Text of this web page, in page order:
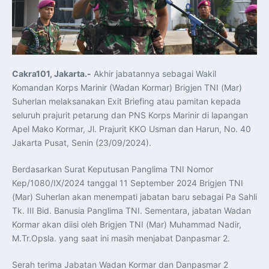
Koordinasi Jaga Stabilitas Keuangan dan Kepercayaan
Pasar
Presiden Prabowo Perkuat Sinergi Perguruan Tinggi dan
PT PAL untuk Majukan Industri Perkapalan Nasional
KASAL dan Panglima Armada Pasifik Rusia Resmi Buka
Latma ORRUDA 2026
T-50i Golden Eagle TNI AU Meriahkan Pitch Black Mindil
Indonesia dan Turki Sepakati Joint Action Plan 2026–
2027, Perkuat Pasar Kerja Inklusif hingga Transformasi
Balai Vokasi
TNI AU Tingkatkan Kemampuan Personel melalui
Pelatihan Signal Radio untuk Misi Pertahanan Udara dan
Radar
Menkeu Purbaya Instruksikan Penyelarasan Aturan KEK
untuk Perkuat Daya Saing Industri Dalam Negeri
Mentan Amran Pacu Produksi Gula Nasional, Target
Menlu Sugiono Tekankan Inovasi sebagai Kunci
Penguatan Kerja Sama Konkret ASEAN Plus Three
Latma ORRUDA 2026 di Vladivostok Perkuat Diplomasi
Maritim TNI AL dan Rusia
Latihan DACT di Exercise Pitch Black 2026 Tingkatkan
Kesiapan Tempur Penerbang TNI AU
Menlu Sugiono: “Kekuatan Ekonomi ASEAN-RRT Harus
Menjadi Penopang Stabilitas Kawasan”
ASEAN dan Amerika Serikat Perkuat Kemitraan untuk
Presiden Prabowo Terima Direktur FBI, Indonesia dan AS
Cakra101, Jakarta.- Akhir jabatannya sebagai Wakil
Komandan Korps Marinir (Wadan Kormar) Brigjen TNI (Mar)
Suherlan melaksanakan Exit Briefing atau pamitan kepada
seluruh prajurit petarung dan PNS Korps Marinir di lapangan
Apel Mako Kormar, Jl. Prajurit KKO Usman dan Harun, No. 40
Jakarta Pusat, Senin (23/09/2024).
Berdasarkan Surat Keputusan Panglima TNI Nomor
Kep/1080/IX/2024 tanggal 11 September 2024 Brigjen TNI
(Mar) Suherlan akan menempati jabatan baru sebagai Pa Sahli
Tk. III Bid. Banusia Panglima TNI. Sementara, jabatan Wadan
Kormar akan diisi oleh Brigjen TNI (Mar) Muhammad Nadir,
M.Tr.Opsla. yang saat ini masih menjabat Danpasmar 2.
Serah terima Jabatan Wadan Kormar dan Danpasmar 2